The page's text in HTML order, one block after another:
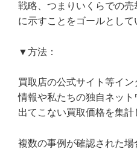
戦略、つまりいくらでの
に示すことをゴールとして
▼方法：
買取店の公式サイト等イ
情報や私たちの独自ネッ
出てこない買取価格を集計
複数の事例が確認された